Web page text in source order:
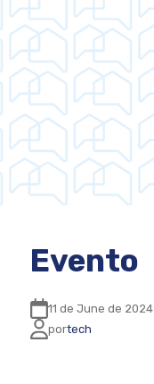
Evento
11 de June de 2024
portech